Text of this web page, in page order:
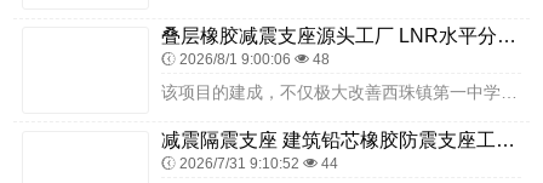
叠层橡胶减震支座源头工厂 LNR水平分散型隔震支座生产厂家 抗震支座购买
2026/8/1 9:00:06 48
减震隔震支座 建筑铅芯橡胶防震支座工厂 楼梯抗震支座源头工厂
2026/7/31 9:10:52 44